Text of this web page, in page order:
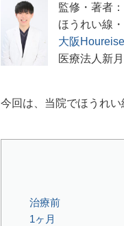
監修・著者：
ほうれい線
大阪
医療法人新
今回は、当院でほうれい
治療前
1ヶ月